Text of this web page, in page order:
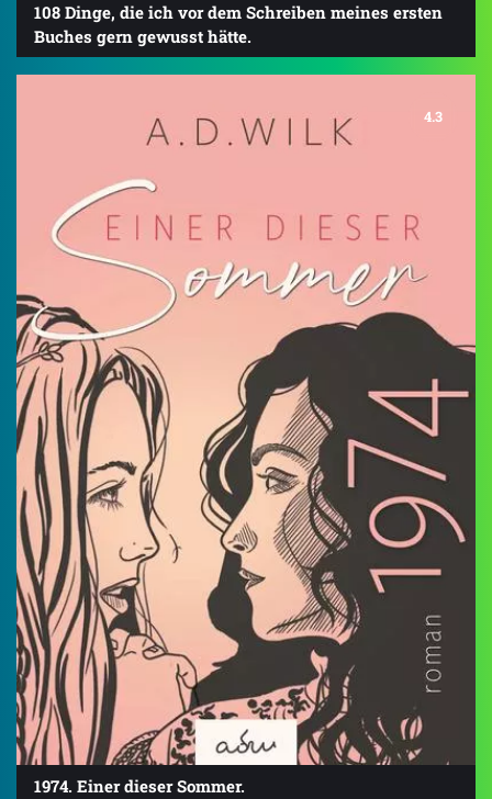
108 Dinge, die ich vor dem Schreiben meines ersten
Buches gern gewusst hätte.
4.3
1974. Einer dieser Sommer.